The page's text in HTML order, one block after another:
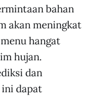
bahan
akan meningkat
hangat
hujan.
dan
dapat